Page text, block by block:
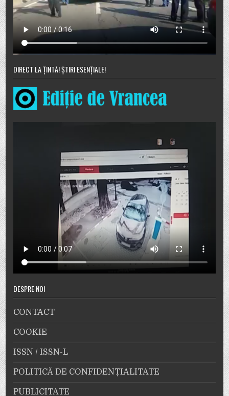
DIRECT LA ȚINTĂ! ȘTIRI ESENȚIALE!
DESPRE NOI
CONTACT
COOKIE
ISSN / ISSN-L
POLITICĂ DE CONFIDENȚIALITATE
PUBLICITATE